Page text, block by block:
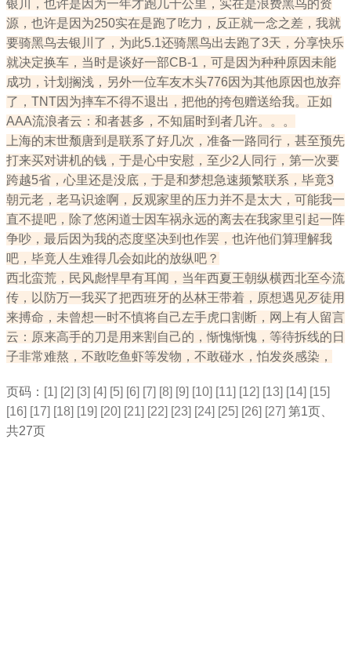
银川，也许是因为一年才跑几千公里，实在是浪费黑鸟的资
源，也许是因为250实在是跑了吃力，反正就一念之差，我就
要骑黑鸟去银川了，为此5.1还骑黑鸟出去跑了3天，分享快乐
就决定换车，当时是谈好一部CB-1，可是因为种种原因未能
成功，计划搁浅，另外一位车友木头776因为其他原因也放弃
了，TNT因为摔车不得不退出，把他的挎包赠送给我。正如
AAA流浪者云：和者甚多，不知届时到者几许。。。
上海的末世颓唐到是联系了好几次，准备一路同行，甚至预先
打来买对讲机的钱，于是心中安慰，至少2人同行，第一次要
跨越5省，心里还是没底，于是和梦想急速频繁联系，毕竟3
朝元老，老马识途啊，反观家里的压力并不是太大，可能我一
直不提吧，除了悠闲道士因车祸永远的离去在我家里引起一阵
争吵，最后因为我的态度坚决到也作罢，也许他们算理解我
吧，毕竟人生难得几会如此的放纵吧？
西北蛮荒，民风彪悍早有耳闻，当年西夏王朝纵横西北至今流
传，以防万一我买了把西班牙的丛林王带着，原想遇见歹徒用
来搏命，未曾想一时不慎将自己左手虎口割断，网上有人留言
云：原来高手的刀是用来割自己的，惭愧惭愧，等待拆线的日
子非常难熬，不敢吃鱼虾等发物，不敢碰水，怕发炎感染，
页码： [1] [2] [3] [4] [5] [6] [7] [8] [9] [10] [11] [12] [13] [14] [15]
[16] [17] [18] [19] [20] [21] [22] [23] [24] [25] [26] [27] 第1页、
共27页